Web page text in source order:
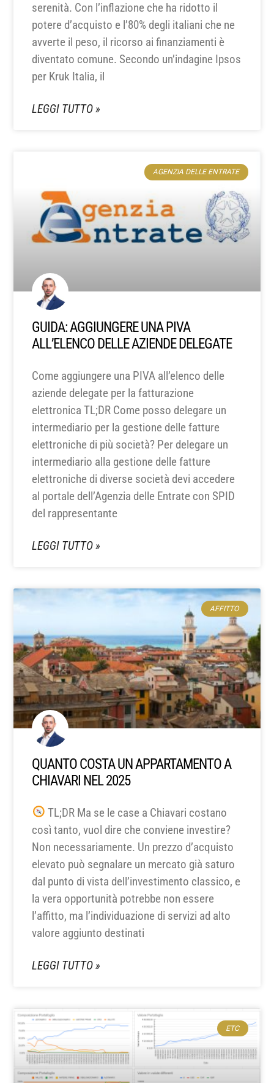
serenità. Con l’inflazione che ha ridotto il
potere d’acquisto e l’80% degli italiani che ne
avverte il peso, il ricorso ai finanziamenti è
diventato comune. Secondo un’indagine Ipsos
per Kruk Italia, il
LEGGI TUTTO »
AGENZIA DELLE ENTRATE
GUIDA: AGGIUNGERE UNA PIVA
ALL’ELENCO DELLE AZIENDE DELEGATE
Come aggiungere una PIVA all’elenco delle
aziende delegate per la fatturazione
elettronica TL;DR Come posso delegare un
intermediario per la gestione delle fatture
elettroniche di più società? Per delegare un
intermediario alla gestione delle fatture
elettroniche di diverse società devi accedere
al portale dell’Agenzia delle Entrate con SPID
del rappresentante
LEGGI TUTTO »
AFFITTO
QUANTO COSTA UN APPARTAMENTO A
CHIAVARI NEL 2025
TL;DR Ma se le case a Chiavari costano
così tanto, vuol dire che conviene investire?
Non necessariamente. Un prezzo d’acquisto
elevato può segnalare un mercato già saturo
dal punto di vista dell’investimento classico, e
la vera opportunità potrebbe non essere
l’affitto, ma l’individuazione di servizi ad alto
valore aggiunto destinati
LEGGI TUTTO »
ETC